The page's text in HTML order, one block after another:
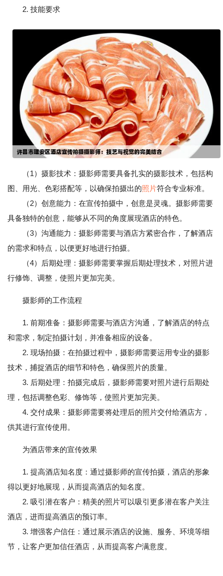
2. 技能要求
（1）摄影技术：摄影师需要具备扎实的摄影技术，包括构
图、用光、色彩搭配等，以确保拍摄出的照片符合专业标准。
（2）创意能力：在宣传拍摄中，创意是灵魂。摄影师需要
具备独特的创意，能够从不同的角度展现酒店的特色。
（3）沟通能力：摄影师需要与酒店方紧密合作，了解酒店
的需求和特点，以便更好地进行拍摄。
（4）后期处理：摄影师需要掌握后期处理技术，对照片进
行修饰、调整，使照片更加完美。
摄影师的工作流程
1. 前期准备：摄影师需要与酒店方沟通，了解酒店的特点
和需求，制定拍摄计划，并准备相应的设备。
2. 现场拍摄：在拍摄过程中，摄影师需要运用专业的摄影
技术，捕捉酒店的细节和特色，确保照片的质量。
3. 后期处理：拍摄完成后，摄影师需要对照片进行后期处
理，包括调整色彩、修饰等，使照片更加完美。
4. 交付成果：摄影师需要将处理后的照片交付给酒店方，
供其进行宣传使用。
为酒店带来的宣传效果
1. 提高酒店知名度：通过摄影师的宣传拍摄，酒店的形象
得以更好地展现，从而提高酒店的知名度。
2. 吸引潜在客户：精美的照片可以吸引更多潜在客户关注
酒店，进而提高酒店的预订率。
3. 增强客户信任：通过展示酒店的设施、服务、环境等细
节，让客户更加信任酒店，从而提高客户满意度。